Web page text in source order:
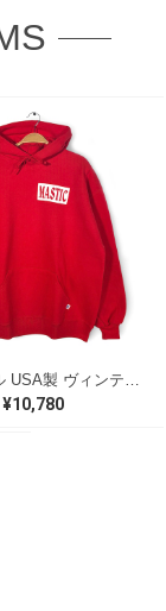
¥10,780